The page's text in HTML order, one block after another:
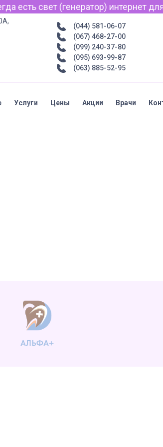
есть свет (генератор) интернет для
(044) 581-06-07
(067) 468-27-00
(099) 240-37-80
(095) 693-99-87
(063) 885-52-95
Услуги Цены Акции Врачи